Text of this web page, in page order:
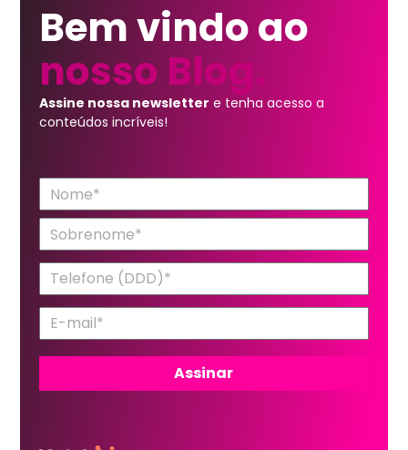
Bem vindo ao
nosso Blog.
Assine nossa newsletter e tenha acesso a
conteúdos incríveis!